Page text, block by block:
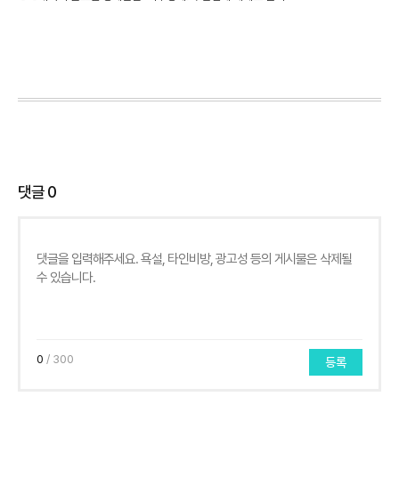
댓글0
0 / 300 등록